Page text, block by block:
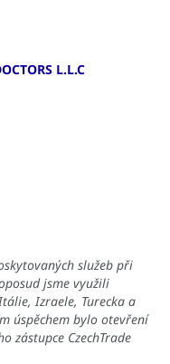
L.L.C
služeb při
jsme využili
Izraele, Turecka a
úspěchem bylo otevření
zástupce CzechTrade